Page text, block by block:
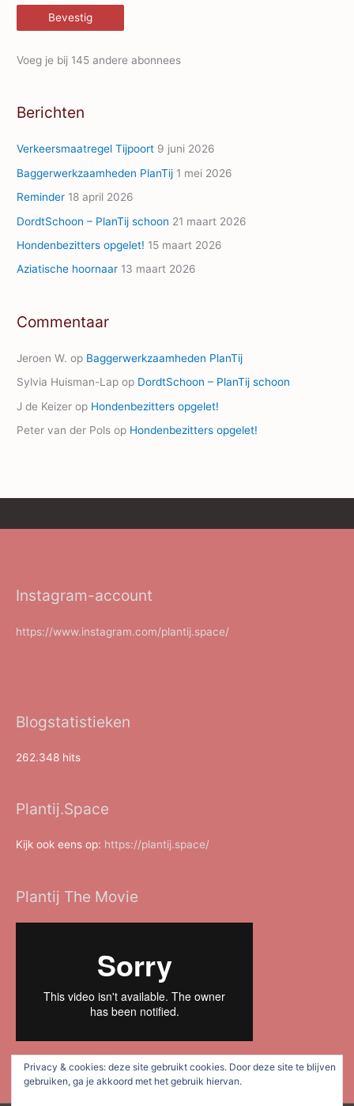
m
a
d
r
e
s
s
Bevestig
Voeg je bij 145 andere abonnees
Berichten
Verkeersmaatregel Tijpoort 9 juni 2026
Baggerwerkzaamheden PlanTij 1 mei 2026
Reminder 18 april 2026
DordtSchoon – PlanTij schoon 21 maart 2026
Hondenbezitters opgelet! 15 maart 2026
Aziatische hoornaar 13 maart 2026
Commentaar
Jeroen W. op Baggerwerkzaamheden PlanTij
Sylvia Huisman-Lap op DordtSchoon – PlanTij schoon
J de Keizer op Hondenbezitters opgelet!
Peter van der Pols op Hondenbezitters opgelet!
Instagram-account
https://www.instagram.com/plantij.space/
Blogstatistieken
262.348 hits
Plantij.Space
Kijk ook eens op: https://plantij.space/
Plantij The Movie
Privacy & cookies: deze site gebruikt cookies. Door deze site te blijven
gebruiken, ga je akkoord met het gebruik hiervan.